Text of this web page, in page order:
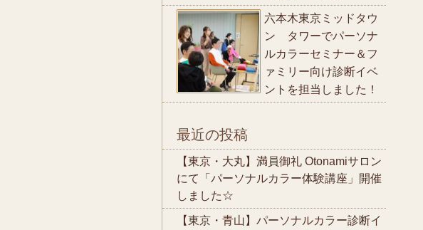
六本木東京ミッドタウ
ン タワーでパーソナ
ルカラーセミナー＆フ
ァミリー向け診断イベ
ントを担当しました！
最近の投稿
【東京・大丸】満員御礼 Otonamiサロン
にて「パーソナルカラー体験講座」開催
しました☆
【東京・青山】パーソナルカラー診断イ